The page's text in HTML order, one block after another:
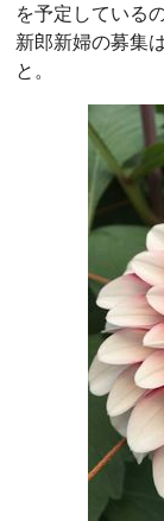
を予定している
新郎新婦の募集
と。